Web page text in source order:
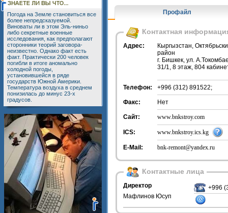
Погода на Земле становиться все
более непредсказуемой.
Виноваты ли в этом Эль-ниньо
либо секретные военные
исследования, как предполагают
сторонники теорий заговора-
неизвестно. Однако факт есть
факт. Практически 200 человек
погибли в итоге аномально
холодной погоды,
установившейся в ряде
государств Южной Америки.
Температура воздуха в среднем
понизилась до минус 23-х
градусов.
Профайл
Контактная
Адрес:
Кыргызстан,
район
г. Бишкек, ул.
31/1, 8 этаж, 804
Телефон: +996 (312) 891522;
Факс: Нет
Сайт: www.bnkstroy.com
ICS: www.bnkstroy.ics.kg
E-Mail: bnk-remont@yandex.ru
Контактные лица
Директор
Мафлинов Юсуп
+996